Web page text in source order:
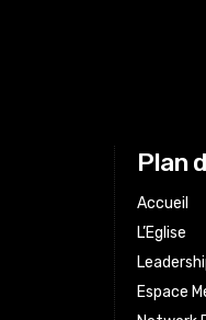
Plan
Accueil
L’Eglise
Espace